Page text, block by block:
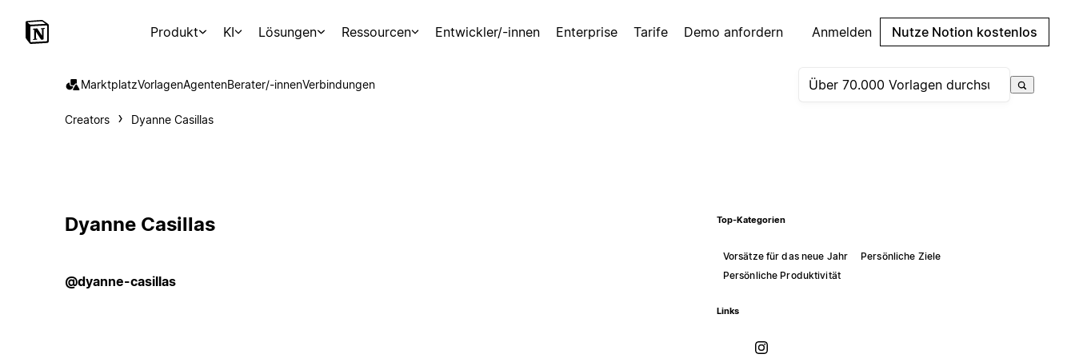
Produkt KI Lösungen Ressourcen Entwickler/-innen Enterprise Tarife Demo anfordern Anmelden Nutze Notion kostenlos
MarktplatzVorlagenAgentenBerater/-innenVerbindungen
Creators Dyanne Casillas
Dyanne Casillas
@dyanne-casillas
Top-Kategorien
Vorsätze für das neue Jahr
Persönliche Ziele
Persönliche Produktivität
Links